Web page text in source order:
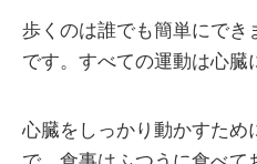
歩くのは誰でも簡単にでき
です。すべての運動は心臓
心臓をしっかり動かすため